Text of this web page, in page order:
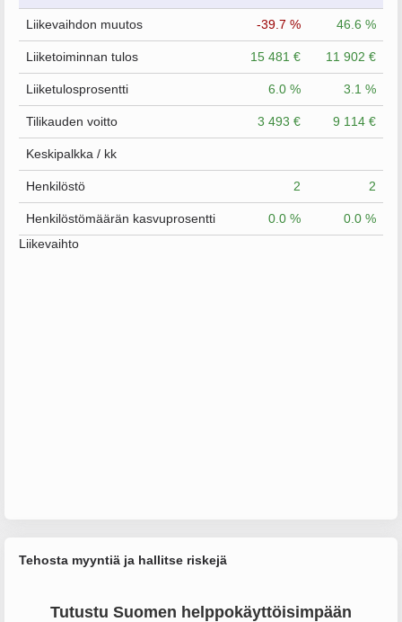
Liikevaihdon muutos -39.7 % 46.6 %
Liiketoiminnan tulos 15 481 € 11 902 €
Liiketulosprosentti 6.0 % 3.1 %
Tilikauden voitto 3 493 € 9 114 €
Keskipalkka / kk
Henkilöstö 2 2
Henkilöstömäärän kasvuprosentti 0.0 %
0.0 %
Liikevaihto
Tehosta myyntiä ja hallitse riskejä
Tutustu Suomen helppokäyttöisimpään